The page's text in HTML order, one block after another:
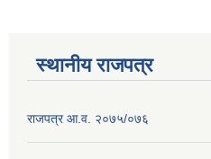
स्थानीय राजपत्र
राजपत्र आ.व. २०७५/०७६